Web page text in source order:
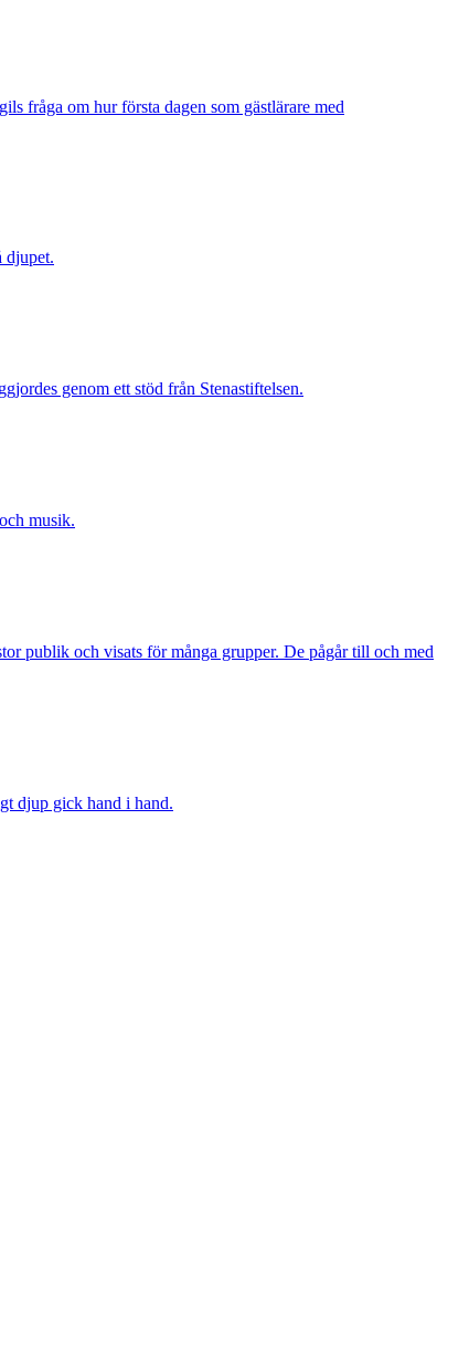
fråga om hur första dagen som gästlärare med
djupet.
genom ett stöd från Stenastiftelsen.
musik.
publik och visats för många grupper. De pågår till och med
djup gick hand i hand.